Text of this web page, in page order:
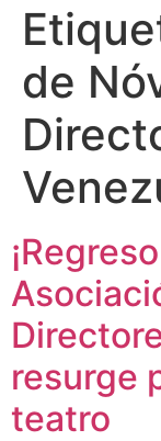
de
resurge
teatro